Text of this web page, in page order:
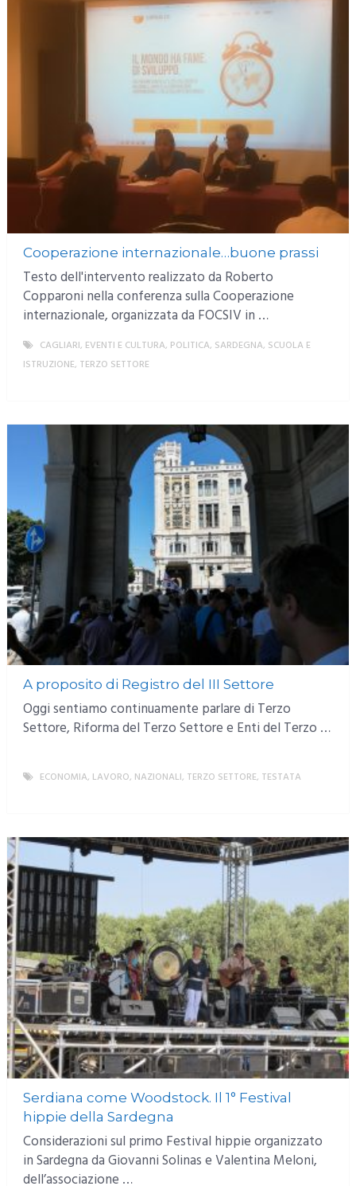
Cooperazione internazionale…buone prassi
Testo dell'intervento realizzato da Roberto
Copparoni nella conferenza sulla Cooperazione
internazionale, organizzata da FOCSIV in …
CAGLIARI, EVENTI E CULTURA, POLITICA, SARDEGNA, SCUOLA E
ISTRUZIONE, TERZO SETTORE
A proposito di Registro del III Settore
Oggi sentiamo continuamente parlare di Terzo
Settore, Riforma del Terzo Settore e Enti del Terzo …
ECONOMIA, LAVORO, NAZIONALI, TERZO SETTORE, TESTATA
Serdiana come Woodstock. Il 1° Festival
hippie della Sardegna
Considerazioni sul primo Festival hippie organizzato
in Sardegna da Giovanni Solinas e Valentina Meloni,
dell’associazione …